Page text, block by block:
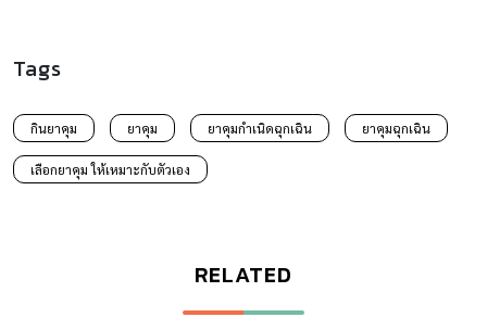
Tags
กินยาคุม ยาคุม ยาคุมกำเนิดฉุกเฉิน ยาคุมฉุกเฉิน
เลือกยาคุม ให้เหมาะกับตัวเอง
RELATED